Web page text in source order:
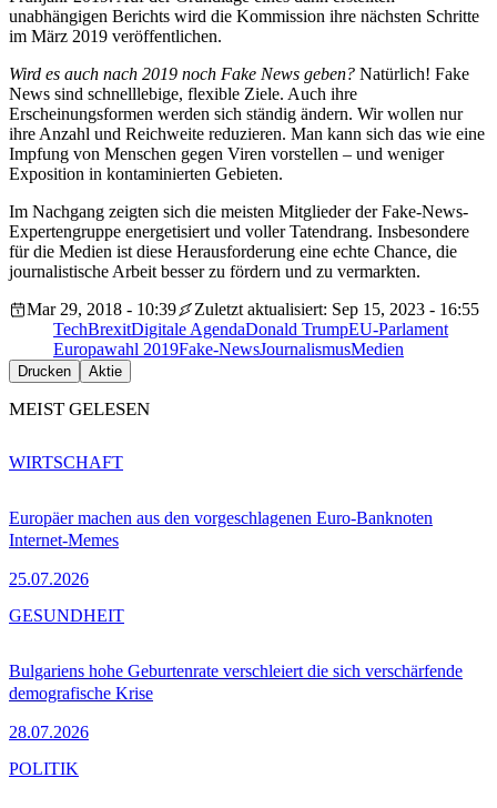
unabhängigen Berichts wird die Kommission ihre nächsten Schritte
im März 2019 veröffentlichen.
Wird es auch nach 2019 noch Fake News geben? Natürlich! Fake
News sind schnelllebige, flexible Ziele. Auch ihre
Erscheinungsformen werden sich ständig ändern. Wir wollen nur
ihre Anzahl und Reichweite reduzieren. Man kann sich das wie eine
Impfung von Menschen gegen Viren vorstellen – und weniger
Exposition in kontaminierten Gebieten.
Im Nachgang zeigten sich die meisten Mitglieder der Fake-News-
Expertengruppe energetisiert und voller Tatendrang. Insbesondere
für die Medien ist diese Herausforderung eine echte Chance, die
journalistische Arbeit besser zu fördern und zu vermarkten.
Mar 29, 2018 - 10:39
Zuletzt aktualisiert: Sep 15, 2023 - 16:55
TechBrexitDigitale AgendaDonald TrumpEU-Parlament
Europawahl 2019Fake-NewsJournalismusMedien
Drucken Aktie
MEIST GELESEN
Europäer machen aus den vorgeschlagenen Euro-Banknoten
Internet-Memes
25.07.2026
WIRTSCHAFT
Bulgariens hohe Geburtenrate verschleiert die sich verschärfende
demografische Krise
28.07.2026
GESUNDHEIT
POLITIK